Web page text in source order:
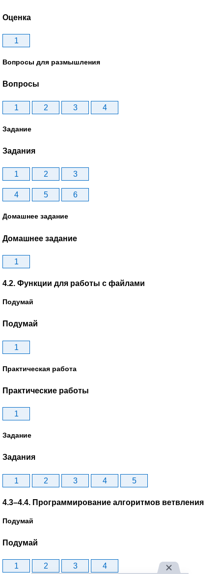
Оценка
1
Вопросы для размышления
Вопросы
1 2 3 4
Задание
Задания
1 2 3
4 5 6
Домашнее задание
Домашнее задание
1
4.2. Функции для работы с файлами
Подумай
Подумай
1
Практическая работа
Практические работы
1
Задание
Задания
1 2 3 4 5
4.3–4.4. Программирование алгоритмов ветвления
Подумай
Подумай
1 2 3 4